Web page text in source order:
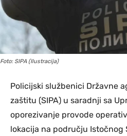
Foto: SIPA (Ilustracija)
Policijski službenici Državne
zaštitu (SIPA) u saradnji sa
oporezivanje provode
lokacija na području Istočnog